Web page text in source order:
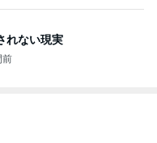
れない現実
前